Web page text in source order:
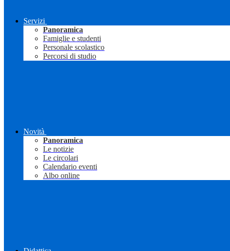
Servizi
Panoramica
Famiglie e studenti
Personale scolastico
Percorsi di studio
Novità
Panoramica
Le notizie
Le circolari
Calendario eventi
Albo online